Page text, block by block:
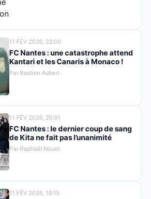
11 FÉV 2026, 22:00
FC Nantes : une catastrophe attend
Kantari et les Canaris à Monaco !
Par Bastien Aubert
11 FÉV 2026, 20:51
FC Nantes : le dernier coup de sang
de Kita ne fait pas l’unanimité
Par Raphaël Nouet
11 FÉV 2026, 19:15